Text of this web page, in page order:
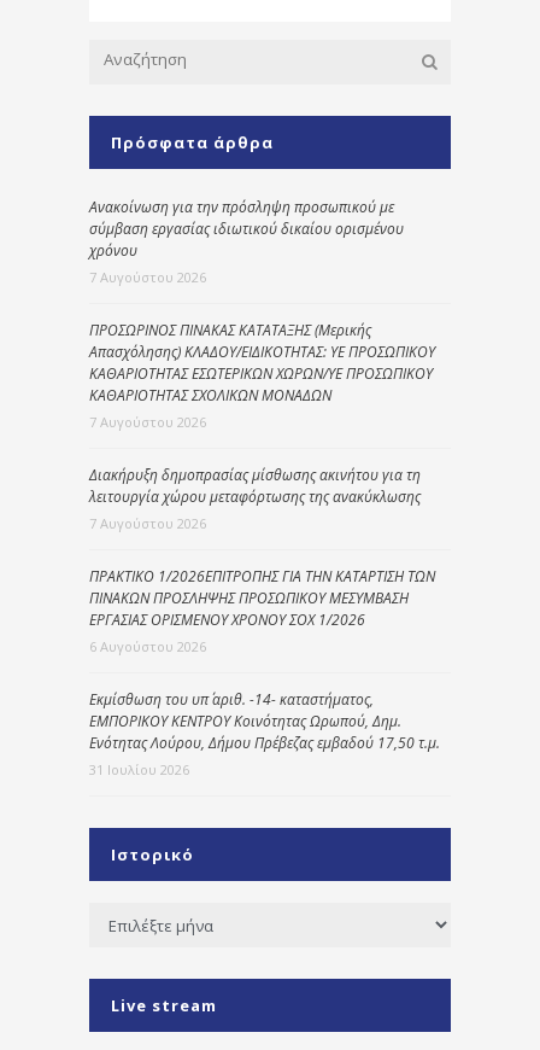
Πρόσφατα άρθρα
Ανακοίνωση για την πρόσληψη προσωπικού με
σύμβαση εργασίας ιδιωτικού δικαίου ορισμένου
χρόνου
7 Αυγούστου 2026
ΠΡΟΣΩΡΙΝΟΣ ΠΙΝΑΚΑΣ ΚΑΤΑΤΑΞΗΣ (Μερικής
Απασχόλησης) ΚΛΑΔΟΥ/ΕΙΔΙΚΟΤΗΤΑΣ: ΥΕ ΠΡΟΣΩΠΙΚΟΥ
ΚΑΘΑΡΙΟΤΗΤΑΣ ΕΣΩΤΕΡΙΚΩΝ ΧΩΡΩΝ/ΥΕ ΠΡΟΣΩΠΙΚΟΥ
ΚΑΘΑΡΙΟΤΗΤΑΣ ΣΧΟΛΙΚΩΝ ΜΟΝΑΔΩΝ
7 Αυγούστου 2026
Διακήρυξη δημοπρασίας μίσθωσης ακινήτου για τη
λειτουργία χώρου μεταφόρτωσης της ανακύκλωσης
7 Αυγούστου 2026
ΠΡΑΚΤΙΚΟ 1/2026ΕΠΙΤΡΟΠΗΣ ΓΙΑ ΤΗΝ ΚΑΤΑΡΤΙΣΗ ΤΩΝ
ΠΙΝΑΚΩΝ ΠΡΟΣΛΗΨΗΣ ΠΡΟΣΩΠΙΚΟΥ ΜΕΣΥΜΒΑΣΗ
ΕΡΓΑΣΙΑΣ ΟΡΙΣΜΕΝΟΥ ΧΡΟΝΟΥ ΣΟΧ 1/2026
6 Αυγούστου 2026
Εκμίσθωση του υπ΄ αριθ. -14- καταστήματος,
ΕΜΠΟΡΙΚΟΥ ΚΕΝΤΡΟΥ Κοινότητας Ωρωπού, Δημ.
Ενότητας Λούρου, Δήμου Πρέβεζας εμβαδού 17,50 τ.μ.
31 Ιουλίου 2026
Ιστορικό
Ιστορικό
Live stream